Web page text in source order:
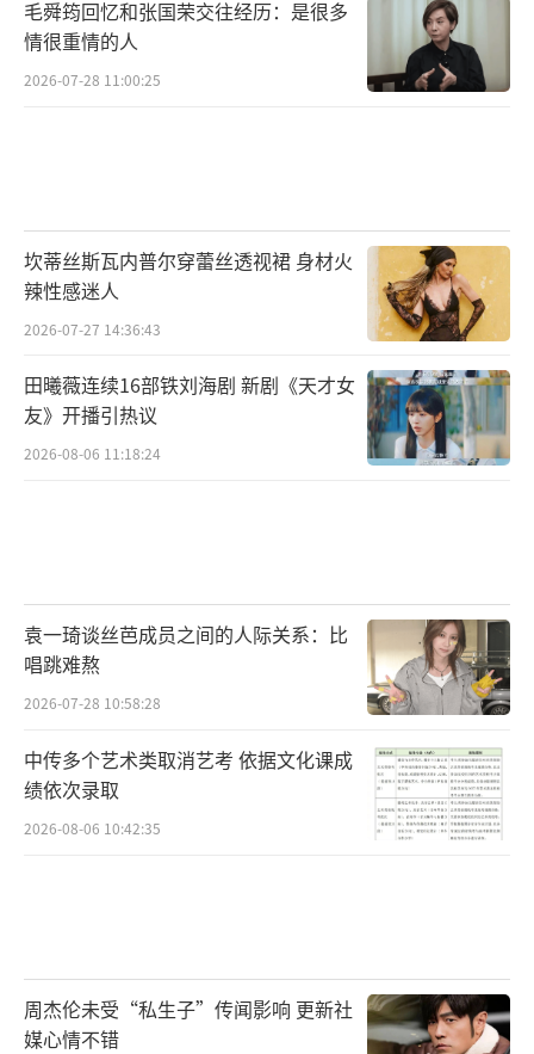
毛舜筠回忆和张国荣交往经历：是很多
情很重情的人
2026-07-28 11:00:25
坎蒂丝斯瓦内普尔穿蕾丝透视裙 身材火
辣性感迷人
2026-07-27 14:36:43
田曦薇连续16部铁刘海剧 新剧《天才女
友》开播引热议
2026-08-06 11:18:24
袁一琦谈丝芭成员之间的人际关系：比
唱跳难熬
2026-07-28 10:58:28
中传多个艺术类取消艺考 依据文化课成
绩依次录取
2026-08-06 10:42:35
周杰伦未受“私生子”传闻影响 更新社
媒心情不错